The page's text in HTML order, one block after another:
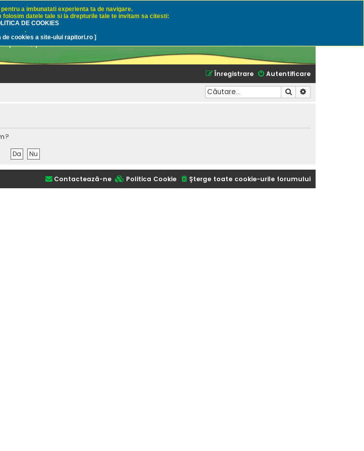
sportiv
pescuitul cu naluci sau momeli naturale
Autentificare
Înregistrare
Căutare
a imbunatati experienta ta de navigare.
datele tale si la drepturile tale te invitam sa citesti:
DE COOKIES
.
de cookies a site-ului rapitori.ro ]
Şterge toate cookie-urile forumului
Politica Cookie
Contactează-ne